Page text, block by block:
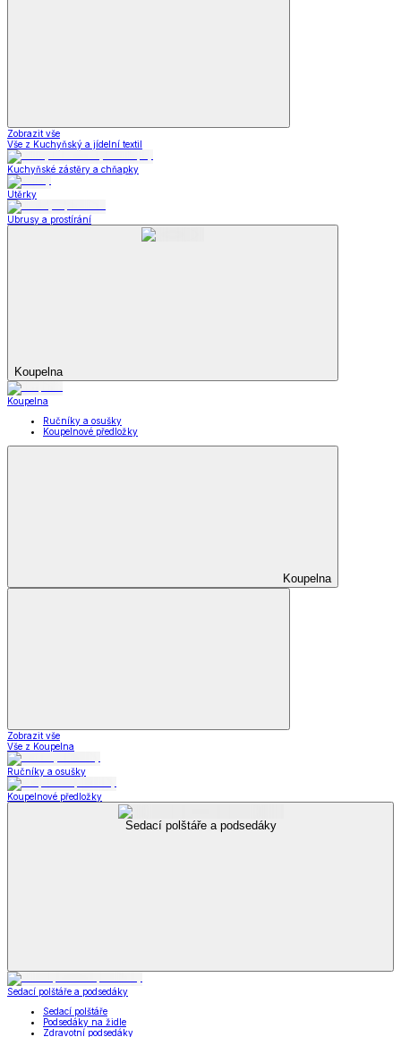
Zobrazit vše
Vše z Kuchyňský a jídelní textil
Kuchyňské zástěry a chňapky
Utěrky
Ubrusy a prostírání
Koupelna
Koupelna
Ručníky a osušky
Koupelnové předložky
Koupelna
Zobrazit vše
Vše z Koupelna
Ručníky a osušky
Koupelnové předložky
Sedací polštáře a podsedáky
Sedací polštáře a podsedáky
Sedací polštáře
Podsedáky na židle
Zdravotní podsedáky